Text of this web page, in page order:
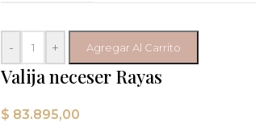
- + Agregar Al Carrito
Valija neceser Rayas
$ 83.895,00